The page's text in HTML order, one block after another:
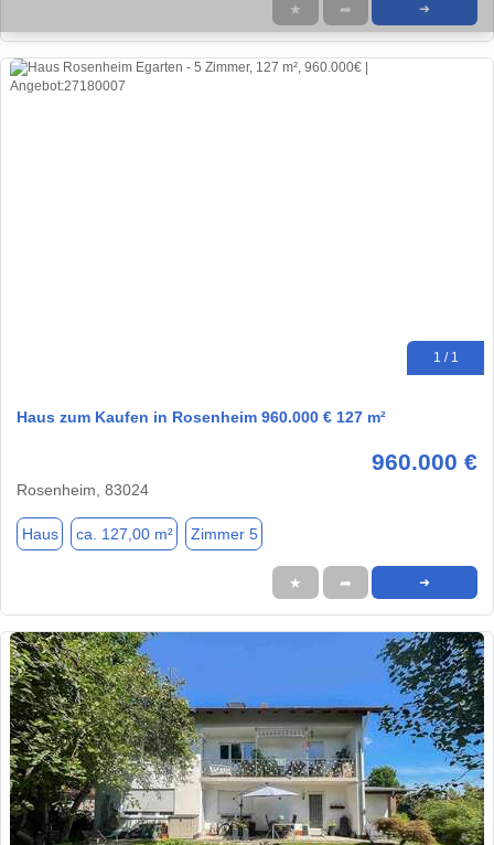
★ ➦ ➜
1 / 1
Haus zum Kaufen in Rosenheim 960.000 € 127 m²
960.000 €
Rosenheim, 83024
Haus ca. 127,00 m² Zimmer 5
★ ➦ ➜